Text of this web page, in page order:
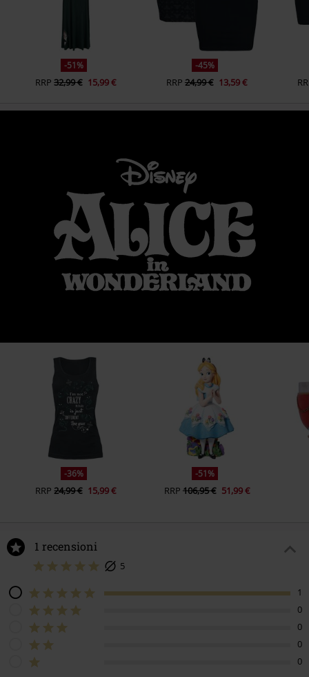
-51%
RRP 32,99 € 15,99 €
-45%
RRP 24,99 € 13,59 €
-36%
RRP 24,99 € 15,99 €
-51%
RRP 106,95 € 51,99 €
1 recensioni
5
1
0
0
0
0